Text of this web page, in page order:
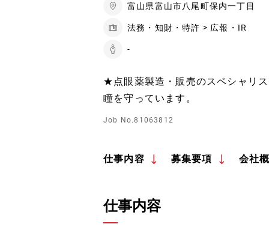
富山県富山市八尾町保内一丁目
法務・知財・特許 > 広報・IR
-
★点眼薬製造・販売のスペシャリ
瞳を守っています。
Job No.81063812
仕事内容 募集要項 会社
仕事内容